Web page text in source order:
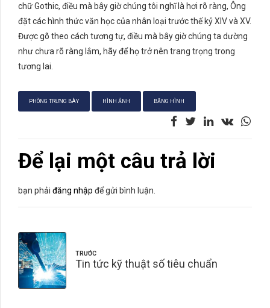
chữ Gothic, điều mà bây giờ chúng tôi nghĩ là hơi rõ ràng, Ông
đặt các hình thức văn học của nhân loại trước thế kỷ XIV và XV.
Được gõ theo cách tương tự, điều mà bây giờ chúng ta dường
như chưa rõ ràng lắm, hãy để họ trở nên trang trọng trong
tương lai.
PHÒNG TRƯNG BÀY HÌNH ẢNH BĂNG HÌNH
Để lại một câu trả lời
bạn phải đăng nhập để gửi bình luận.
TRƯỚC
Tin tức kỹ thuật số tiêu chuẩn